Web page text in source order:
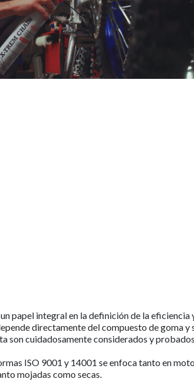
papel integral en la definición de la
directamente del compuesto de goma
son cuidadosamente considerados y
ISO 9001 y 14001 se enfoca tanto en
mojadas como secas.